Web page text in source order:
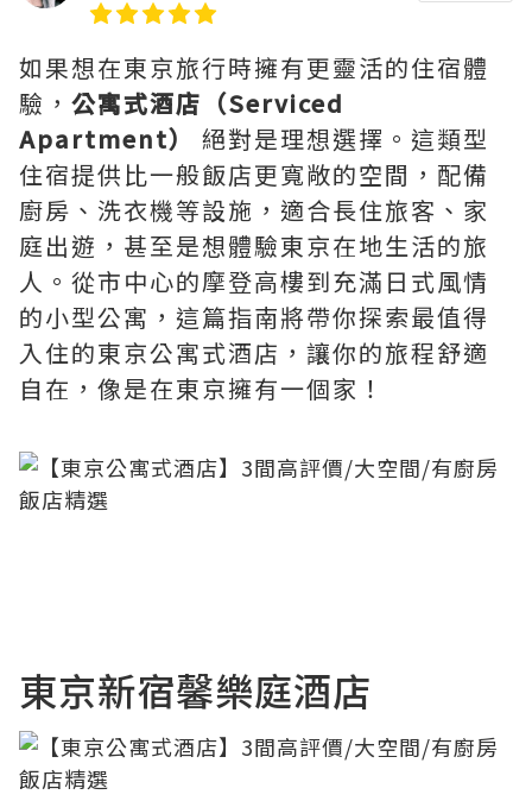
如果想在東京旅行時擁有更靈活的住宿體
驗， 公寓式酒店（Serviced
Apartment）
絕對是理想選擇。這類型
住宿提供比一般飯店更寬敞的空間，配備
廚房、洗衣機等設施，適合長住旅客、家
庭出遊，甚至是想體驗東京在地生活的旅
人。從市中心的摩登高樓到充滿日式風情
的小型公寓，這篇指南將帶你探索最值得
入住的東京公寓式酒店，讓你的旅程舒適
自在，像是在東京擁有一個家！
東京新宿馨樂庭酒店